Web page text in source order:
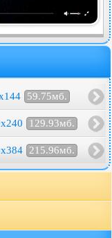
59.75мб.
129.93мб.
215.96мб.